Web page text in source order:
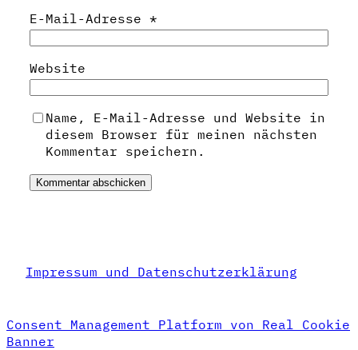
E-Mail-Adresse *
Website
Name, E-Mail-Adresse und Website in
diesem Browser für meinen nächsten
Kommentar speichern.
Impressum und Datenschutzerklärung
Consent Management Platform von Real Cookie
Banner